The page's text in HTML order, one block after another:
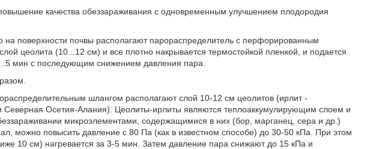
качества обеззараживания с одновременным улучшением плодородия
на поверхности почвы располагают парораспределитель с перфорированным
цеолита (10...12 см) и все плотно накрывается термостойкой пленкой, и подается
мин с последующим снижением давления пара.
шлангом располагают слой 10-12 см цеолитов (ирлит -
Северная Осетия-Алания). Цеолиты-ирлиты являются теплоаккумулирующим слоем и
микроэлементами, содержащимися в них (бор, марганец, сера и др.)
можно повысить давление с 80 Па (как в известном способе) до 30-50 кПа. При этом
10 см) нагревается за 3-5 мин. Затем давление пара снижают до 15 кПа и